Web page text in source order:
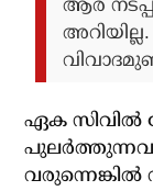
ആര്
ഏക സിവില്‍
വരുന്നെങ്കില്‍